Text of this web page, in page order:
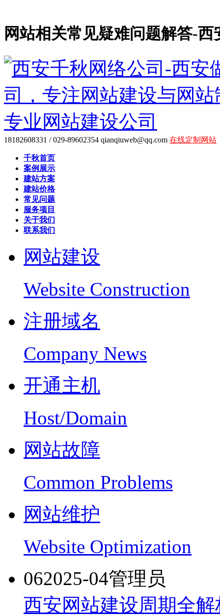
网站相关常见疑难问题解答-
18182608331 / 029-89602354 qianqiuweb@qq.com 在线定制网站
千秋首页
案例展示
建站方案
建站价格
常见问题
服务项目
关于我们
联系我们
网站建设
Website Construction
注册域名
Company News
开通主机
Host/Domain
网站故障
Common Problems
网站维护
Website Optimization
062025-04管理员
西安网站建设周期全